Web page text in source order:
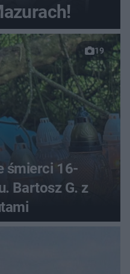
19
śmierci 16-
Bartosz G. z